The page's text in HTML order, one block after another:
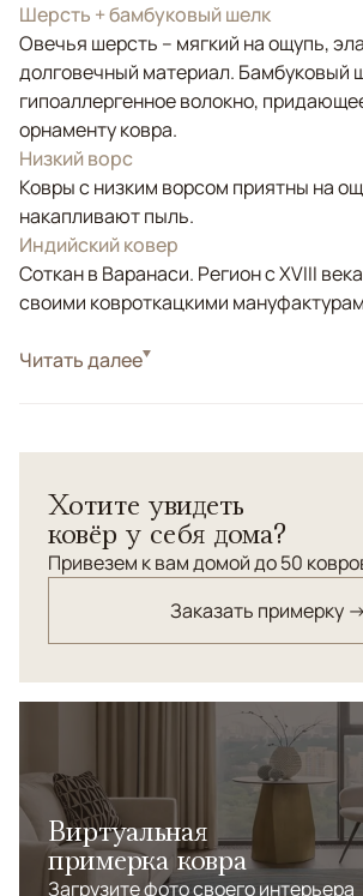
Шерсть + бамбуковый шелк
Овечья шерсть – мягкий на ощупь,
долговечный материал. Бамбуковый
гипоаллергенное волокно,
орнаменту ковра.
Низкий ворс
Ковры с низким ворсом приятны на
накапливают пыль.
Индийский ковер
Соткан в Варанаси. Регион с XVIII
своими ковроткацкими
СтильСовременные
плотности, созданные для
статус, тактильность и глубина
Лаконичный дизайн и благородная
подчёркивающей архитектуру и свет.
Читать далее
Хотите увидеть
ковёр у себя дома?
Привезем к вам домой до 50
Заказать примерку →
Виртуальная
примерка ковра
Загрузите фото своего интерьера